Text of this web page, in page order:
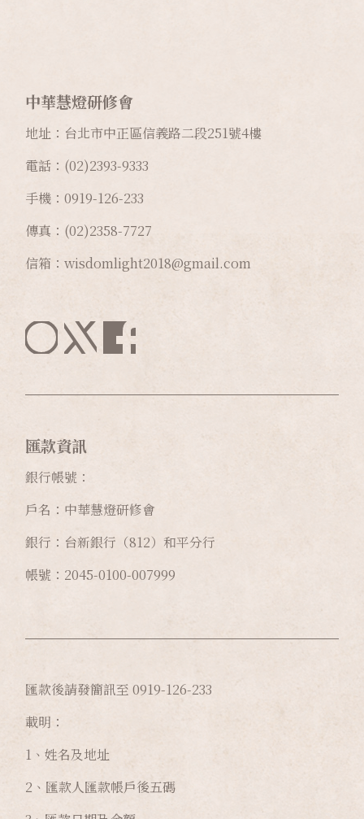
中華慧燈研修會
地址：台北市中正區信義路二段251號4樓
電話：(02)2393-9333
手機：0919-126-233
傳真：(02)2358-7727
信箱：wisdomlight2018@gmail.com
匯款資訊
銀行帳號：
戶名：中華慧燈研修會
銀行：台新銀行（812）和平分行
帳號：2045-0100-007999
匯款後請發簡訊至 0919-126-233
載明：
1、姓名及地址
2、匯款人匯款帳戶後五碼